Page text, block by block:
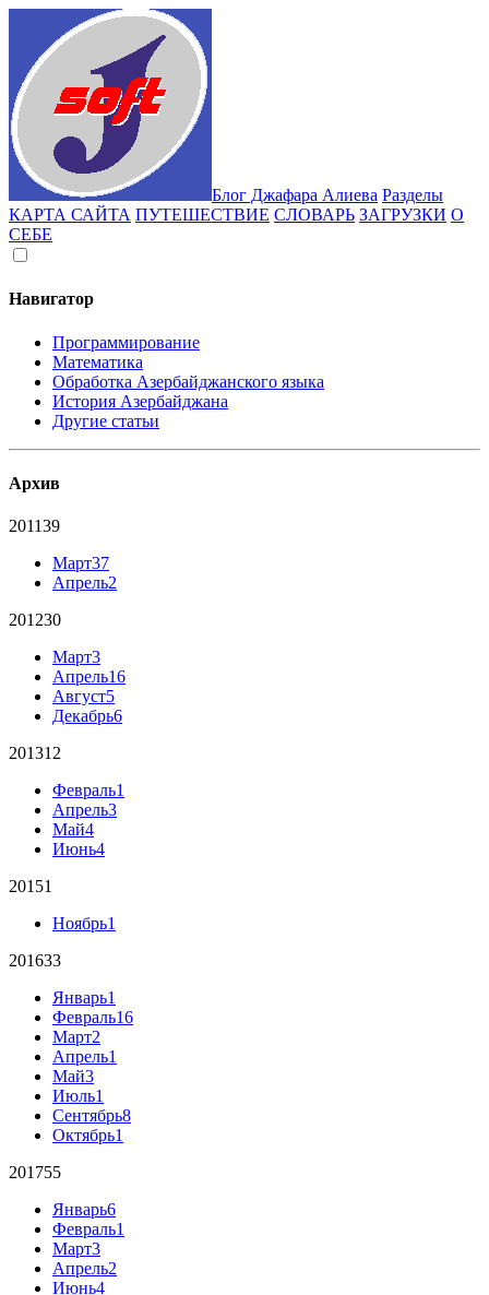
Блог Джафара Алиева Разделы
КАРТА САЙТА ПУТЕШЕСТВИЕ СЛОВАРЬ ЗАГРУЗКИ О
СЕБЕ
Навигатор
Программирование
Математика
Обработка Азербайджанского языка
История Азербайджана
Другие статьи
Архив
201139
Март37
Апрель2
201230
Март3
Апрель16
Август5
Декабрь6
201312
Февраль1
Апрель3
Май4
Июнь4
20151
Ноябрь1
201633
Январь1
Февраль16
Март2
Апрель1
Май3
Июль1
Сентябрь8
Октябрь1
201755
Январь6
Февраль1
Март3
Апрель2
Июнь4